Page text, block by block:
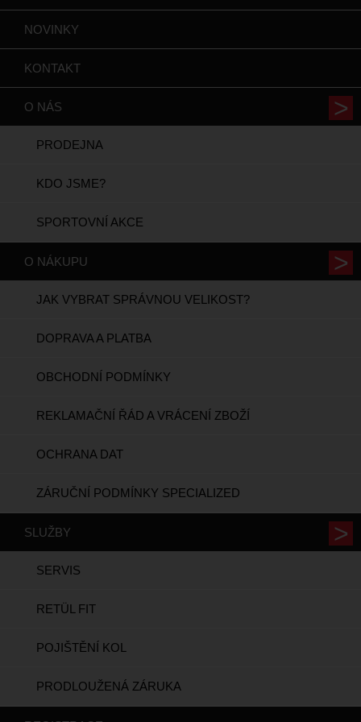
NOVINKY
KONTAKT
O NÁS
PRODEJNA
KDO JSME?
SPORTOVNÍ AKCE
O NÁKUPU
JAK VYBRAT SPRÁVNOU VELIKOST?
DOPRAVA A PLATBA
OBCHODNÍ PODMÍNKY
REKLAMAČNÍ ŘÁD A VRÁCENÍ ZBOŽÍ
OCHRANA DAT
ZÁRUČNÍ PODMÍNKY SPECIALIZED
SLUŽBY
SERVIS
RETÜL FIT
POJIŠTĚNÍ KOL
PRODLOUŽENÁ ZÁRUKA